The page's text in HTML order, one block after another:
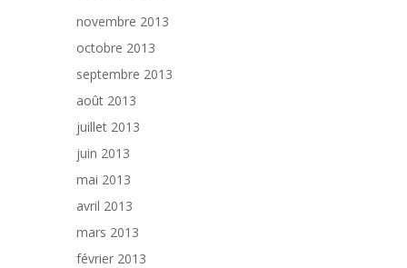
novembre 2013
octobre 2013
septembre 2013
août 2013
juillet 2013
juin 2013
mai 2013
avril 2013
mars 2013
février 2013